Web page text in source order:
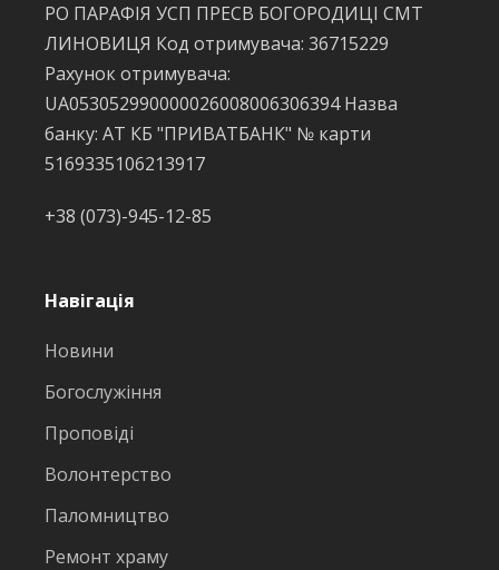
РО ПАРАФІЯ УСП ПРЕСВ БОГОРОДИЦІ СМТ
ЛИНОВИЦЯ Код отримувача: 36715229
Рахунок отримувача:
UA053052990000026008006306394 Назва
банку: АТ КБ "ПРИВАТБАНК" № карти
5169335106213917
+38 (073)-945-12-85
Навігація
Новини
Богослужіння
Проповіді
Волонтерство
Паломництво
Ремонт храму